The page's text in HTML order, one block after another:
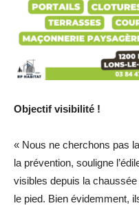
Objectif visibilité !
« Nous ne cherchons pas
la prévention, souligne
visibles depuis la
le pied. Bien évidemment,